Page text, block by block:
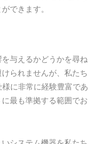
できます。
与えるかどうかを尋ね
られませんが、私たち
に非常に経験豊富であ
最も準拠する範囲でお